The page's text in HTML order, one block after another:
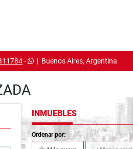
- | Buenos Aires, Argentina
INMUEBLES
Ordenar por: